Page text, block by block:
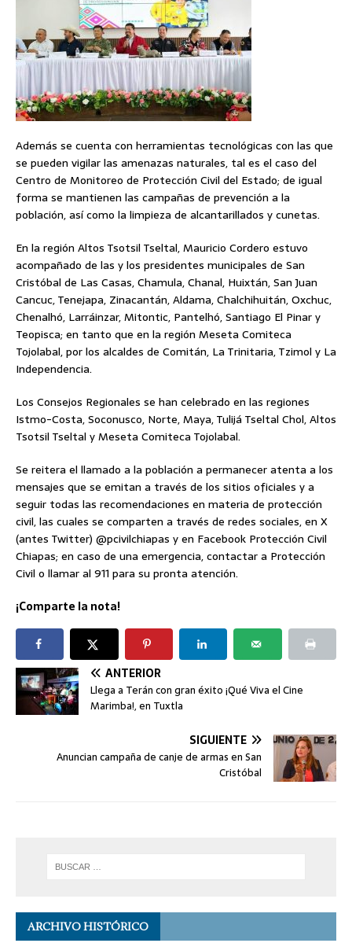
Además se cuenta con herramientas tecnológicas con las que
se pueden vigilar las amenazas naturales, tal es el caso del
Centro de Monitoreo de Protección Civil del Estado; de igual
forma se mantienen las campañas de prevención a la
población, así como la limpieza de alcantarillados y cunetas.
En la región Altos Tsotsil Tseltal, Mauricio Cordero estuvo
acompañado de las y los presidentes municipales de San
Cristóbal de Las Casas, Chamula, Chanal, Huixtán, San Juan
Cancuc, Tenejapa, Zinacantán, Aldama, Chalchihuitán, Oxchuc,
Chenalhó, Larráinzar, Mitontic, Pantelhó, Santiago El Pinar y
Teopisca; en tanto que en la región Meseta Comiteca
Tojolabal, por los alcaldes de Comitán, La Trinitaria, Tzimol y La
Independencia.
Los Consejos Regionales se han celebrado en las regiones
Istmo-Costa, Soconusco, Norte, Maya, Tulijá Tseltal Chol, Altos
Tsotsil Tseltal y Meseta Comiteca Tojolabal.
Se reitera el llamado a la población a permanecer atenta a los
mensajes que se emitan a través de los sitios oficiales y a
seguir todas las recomendaciones en materia de protección
civil, las cuales se comparten a través de redes sociales, en X
(antes Twitter) @pcivilchiapas y en Facebook Protección Civil
Chiapas; en caso de una emergencia, contactar a Protección
Civil o llamar al 911 para su pronta atención.
¡Comparte la nota!
ANTERIOR
Llega a Terán con gran éxito ¡Qué Viva el Cine
Marimba!, en Tuxtla
SIGUIENTE
Anuncian campaña de canje de armas en San
Cristóbal
ARCHIVO HISTÓRICO